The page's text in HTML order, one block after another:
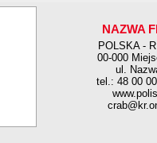
NAZWA
POLSKA -
00-000
ul.
tel.: 48 00